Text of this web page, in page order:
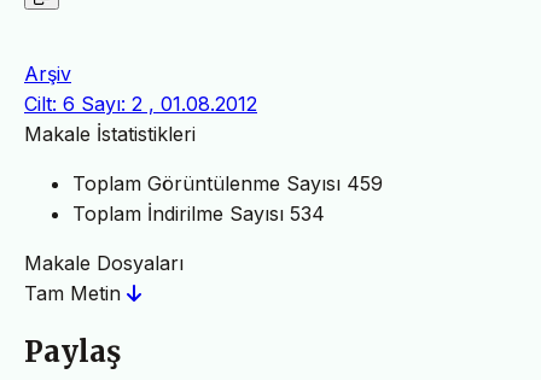
Arşiv
Cilt: 6 Sayı: 2 , 01.08.2012
Makale İstatistikleri
Toplam Görüntülenme Sayısı 459
Toplam İndirilme Sayısı 534
Makale Dosyaları
Tam Metin
Paylaş